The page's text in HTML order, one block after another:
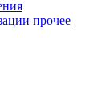
прочее